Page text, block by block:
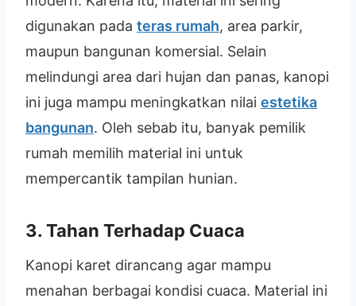
digunakan pada teras rumah, area parkir,
maupun bangunan komersial. Selain
melindungi area dari hujan dan panas, kanopi
ini juga mampu meningkatkan nilai estetika
bangunan. Oleh sebab itu, banyak pemilik
rumah memilih material ini untuk
mempercantik tampilan hunian.
3. Tahan Terhadap Cuaca
Kanopi karet dirancang agar mampu
menahan berbagai kondisi cuaca. Material ini